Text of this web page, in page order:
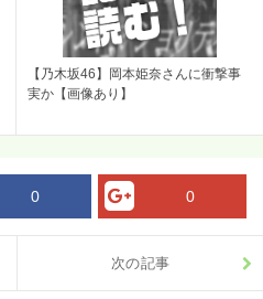
【乃木坂46】岡本姫奈さんに衝撃事
実か【画像あり】
0 0
次の記事